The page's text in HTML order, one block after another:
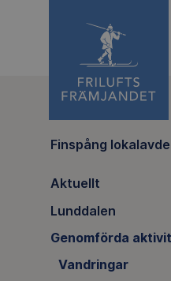
Finspång
Aktuellt
Lunddalen
Genomförda
Vandringar